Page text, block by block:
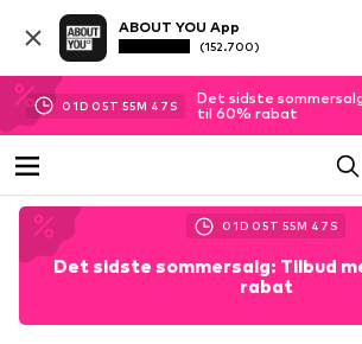
ABOUT YOU App
(152.700)
01D 05T 55M 47 S
Det sidste
til 60% rabat
01D 05T 55M 47 S
Det sidste sommersalg: Tilbud
rabat